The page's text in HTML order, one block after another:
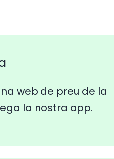
web de preu de la
la nostra app.